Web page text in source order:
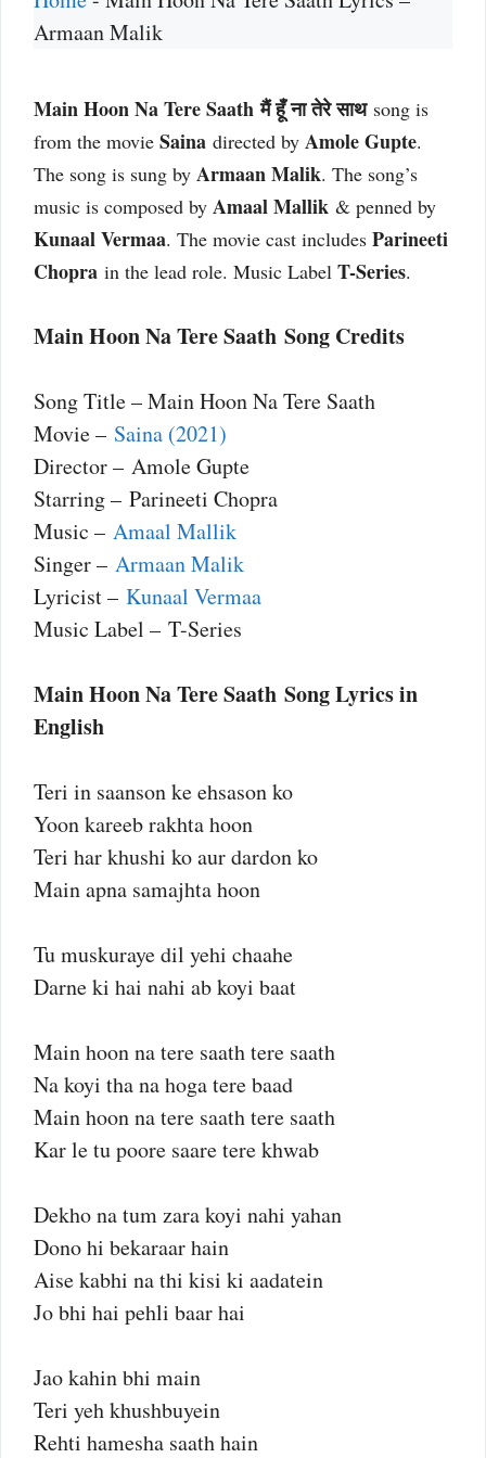
Armaan Malik
Main Hoon Na Tere Saathमैं हूँ ना तेरे साथ song is
from the movie Saina directed by Amole Gupte.
The song is sung by Armaan Malik. The song’s
music is composed by Amaal Mallik & penned by
Kunaal Vermaa. The movie cast includes Parineeti
Chopra in the lead role. Music Label T-Series.
Main Hoon Na Tere Saath Song Credits
Song Title – Main Hoon Na Tere Saath
Movie – Saina (2021)
Director – Amole Gupte
Starring – Parineeti Chopra
Music – Amaal Mallik
Singer – Armaan Malik
Lyricist – Kunaal Vermaa
Music Label – T-Series
Main Hoon Na Tere Saath Song Lyrics in
English
Teri in saanson ke ehsason ko
Yoon kareeb rakhta hoon
Teri har khushi ko aur dardon ko
Main apna samajhta hoon
Tu muskuraye dil yehi chaahe
Darne ki hai nahi ab koyi baat
Main hoon na tere saath tere saath
Na koyi tha na hoga tere baad
Main hoon na tere saath tere saath
Kar le tu poore saare tere khwab
Dekho na tum zara koyi nahi yahan
Dono hi bekaraar hain
Aise kabhi na thi kisi ki aadatein
Jo bhi hai pehli baar hai
Jao kahin bhi main
Teri yeh khushbuyein
Rehti hamesha saath hain